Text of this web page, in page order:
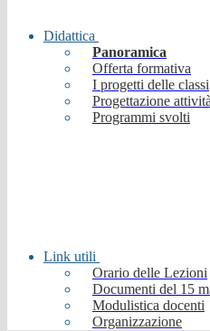
Didattica
Panoramica
Offerta formativa
I progetti delle classi
Progettazione attività
Programmi svolti
Link utili
Orario delle Lezioni
Documenti del 15
Modulistica docenti
Organizzazione